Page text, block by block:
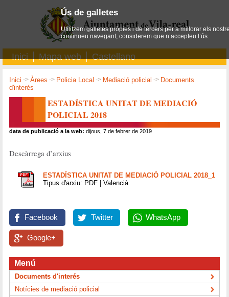
Inici Mapa web Castellano
Inici ->Àrees -> Policia Local -> Mediació policial -> Documents
d'interés
ESTADÍSTICA UNITAT DE MEDIACIÓ
POLICIAL 2018
data de publicació a la web: dijous, 7 de febrer de 2019
Descàrrega d’arxius
ESTADÍSTICA UNITAT DE MEDIACIÓ POLICIAL 2018_1
Tipus d'arxiu: PDF | Valencià
Facebook Twitter WhatsApp
Google+
Menú
Documents d'interés
Notícies de mediació policial
Ús de galletes
Utilitzem galletes pròpies i de tercers per a millorar els
continueu navegant, considerem que n’accepteu l’ús.